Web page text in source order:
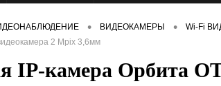
• ВИДЕОКАМЕРЫ • Wi-Fi
2 Mpix 3,6мм
IP-камера Орбита